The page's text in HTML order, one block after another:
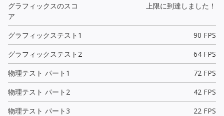
グラフィックスのスコ
ア
上限に到達しました！
グラフィックステスト1
90 FPS
グラフィックステスト2
64 FPS
物理テスト パート1
72 FPS
物理テスト パート2
42 FPS
物理テスト パート3
22 FPS